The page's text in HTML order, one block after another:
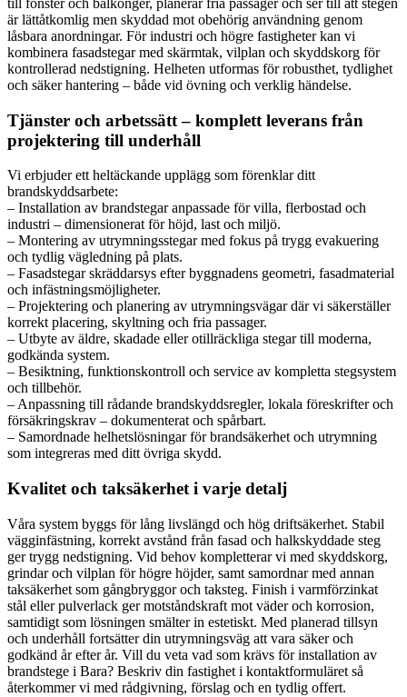
till fönster och balkonger, planerar fria passager och ser till att stegen
är lättåtkomlig men skyddad mot obehörig användning genom
låsbara anordningar. För industri och högre fastigheter kan vi
kombinera fasadstegar med skärmtak, vilplan och skyddskorg för
kontrollerad nedstigning. Helheten utformas för robusthet, tydlighet
och säker hantering – både vid övning och verklig händelse.
Tjänster och arbetssätt – komplett leverans från
projektering till underhåll
Vi erbjuder ett heltäckande upplägg som förenklar ditt
brandskyddsarbete:
– Installation av brandstegar anpassade för villa, flerbostad och
industri – dimensionerat för höjd, last och miljö.
– Montering av utrymningsstegar med fokus på trygg evakuering
och tydlig vägledning på plats.
– Fasadstegar skräddarsys efter byggnadens geometri, fasadmaterial
och infästningsmöjligheter.
– Projektering och planering av utrymningsvägar där vi säkerställer
korrekt placering, skyltning och fria passager.
– Utbyte av äldre, skadade eller otillräckliga stegar till moderna,
godkända system.
– Besiktning, funktionskontroll och service av kompletta stegsystem
och tillbehör.
– Anpassning till rådande brandskyddsregler, lokala föreskrifter och
försäkringskrav – dokumenterat och spårbart.
– Samordnade helhetslösningar för brandsäkerhet och utrymning
som integreras med ditt övriga skydd.
Kvalitet och taksäkerhet i varje detalj
Våra system byggs för lång livslängd och hög driftsäkerhet. Stabil
vägginfästning, korrekt avstånd från fasad och halkskyddade steg
ger trygg nedstigning. Vid behov kompletterar vi med skyddskorg,
grindar och vilplan för högre höjder, samt samordnar med annan
taksäkerhet som gångbryggor och taksteg. Finish i varmförzinkat
stål eller pulverlack ger motståndskraft mot väder och korrosion,
samtidigt som lösningen smälter in estetiskt. Med planerad tillsyn
och underhåll fortsätter din utrymningsväg att vara säker och
godkänd år efter år. Vill du veta vad som krävs för installation av
brandstege i Bara? Beskriv din fastighet i kontaktformuläret så
återkommer vi med rådgivning, förslag och en tydlig offert.